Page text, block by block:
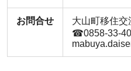
お問合せ
大山町移住
☎︎0858-33-